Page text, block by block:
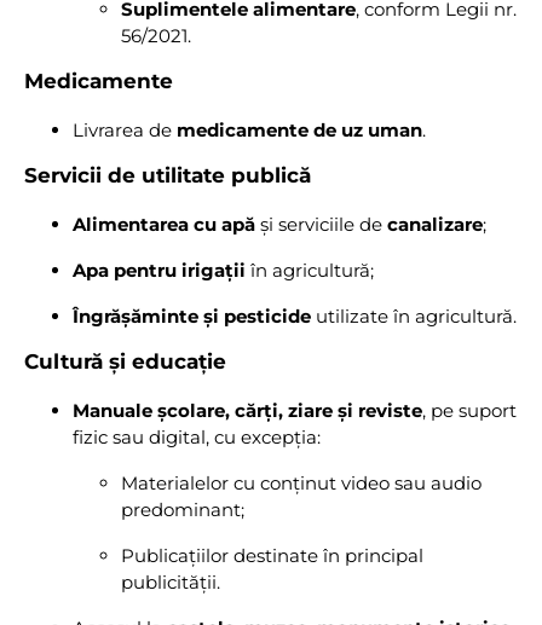
Suplimentele alimentare, conform Legii nr.
56/2021.
Medicamente
Livrarea de medicamente de uz uman.
Servicii de utilitate publică
Alimentarea cu apă și serviciile de canalizare;
Apa pentru irigații în agricultură;
Îngrășăminte și pesticide utilizate în agricultură.
Cultură și educație
Manuale școlare, cărți, ziare și reviste, pe suport
fizic sau digital, cu excepția:
Materialelor cu conținut video sau audio
predominant;
Publicațiilor destinate în principal
publicității.